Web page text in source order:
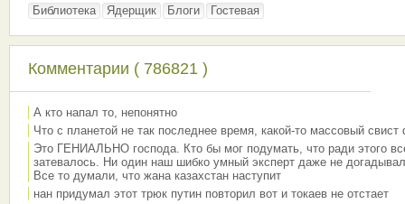
Библиотека
Ядерщик Блоги Гостевая
Комментарии ( 786821 )
А кто напал то, непонятно
Что с планетой не так последнее время, какой-то массовый свист
Это ГЕНИАЛЬНО господа. Кто бы мог подумать, что ради этого
затевалось. Ни один наш шибко умный эксперт даже не
Все то думали, что жана казахстан наступит
нан придумал этот трюк путин повторил вот и токаев не отстает